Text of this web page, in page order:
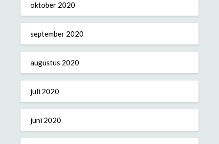
oktober 2020
september 2020
augustus 2020
juli 2020
juni 2020